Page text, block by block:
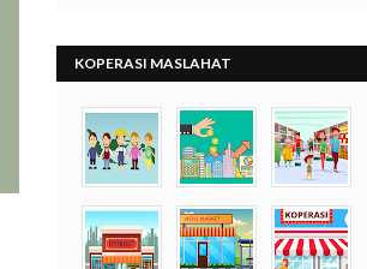
KOPERASI MASLAHAT